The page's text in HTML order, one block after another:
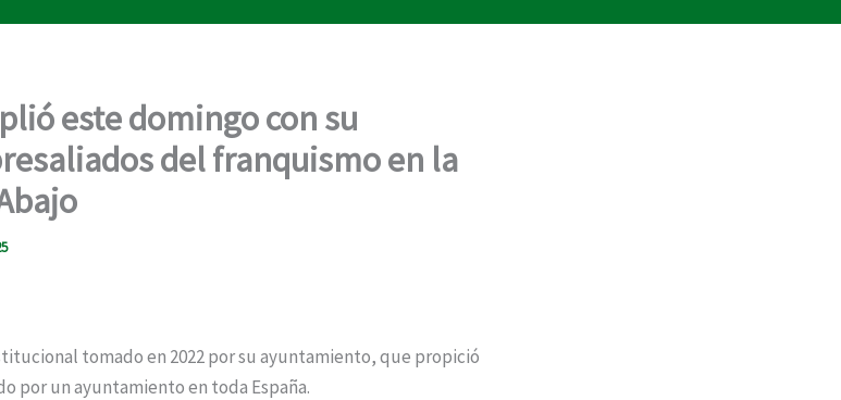
este domingo con su
del franquismo en la
tomado en 2022 por su ayuntamiento, que propició
por un ayuntamiento en toda España.